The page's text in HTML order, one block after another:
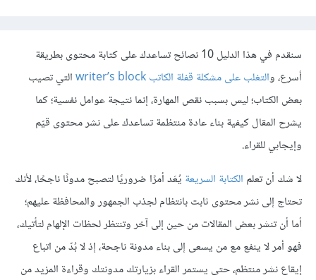
سنقدم في هذا الدليل 10 نصائح تساعدك على كتابة محتوى بطريقة
أسرع، والتغلب على مشكلة قفلة الكاتب writer’s block
التي تصيب
بعض الكتاب؛ ليس بسبب نقص المهارة، إنما نتيجة عوامل نفسية؛ كما
يشرح المقال كيفية بناء عادة منتظمة تساعدك على نشر محتوى قيّم
وإيجابي للقراء.
لا شك أن تعلم الكتابة السريعة يُعَد أمرًا ضروريًا لتصبح مدونًا ناجحًا، لأنك
تحتاج إلى نشر محتوى ثابت بانتظام لجذب الجمهور والمحافظة عليهم؛
أما أن تنشر بعض المقالات من حين إلى آخر وتنتظر لحظات الإلهام لتأتيك،
فهو أمر لا ينفع مع من يسعى إلى بناء مدونة ناجحة، إذ لا بُدّ من اتباع
إيقاع نشر منتظم، حتى يستمر القراء بزيارتك مدونتك وقراءة المزيد من